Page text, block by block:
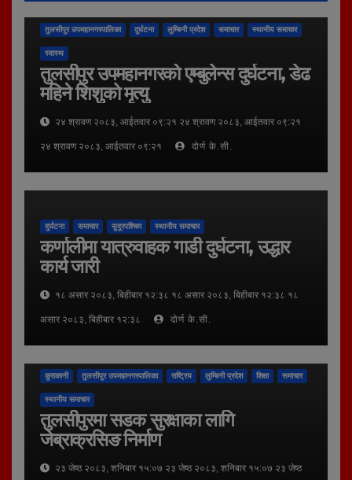
तुलसीपुर उपमहानगरपालिका दुर्घटना लुम्बिनी प्रदेश समाचार स्थानीय समाचार
स्वास्थ
तुलसीपुर उपमहानगरको एम्बुलेन्स दुर्घटना, डेढ
महिने शिशुको मृत्यु
२४ श्रावण २०८३, आईतवार ०९:२१ २४ श्रावण २०८३, आईतवार ०९:२१
२४ श्रावण २०८३, आईतवार ०९:२१ दोर्ण के.सी.
दुर्घटना समाचार सुदूरपश्चिम स्थानीय समाचार
कर्णालीमा यात्रुवाहक गाडी दुर्घटना, उद्धार
कार्य जारी
१८ असार २०८३, बिहीबार १२:३८ १८ असार २०८३, बिहीबार १२:३८ १८
असार २०८३, बिहीबार १२:३८ दोर्ण के.सी.
कुराकानी तुलसीपुर उपमहानगरपालिका राष्ट्रिय लुम्बिनी प्रदेश शिक्षा समाचार
स्थानीय समाचार
तुलसीपुरमा सडक सुरक्षाका लागि
जेब्राक्रसिङ निर्माण
२३ जेष्ठ २०८३, शनिबार १५:०७ २३ जेष्ठ २०८३, शनिबार १५:०७ २३ जेष्ठ